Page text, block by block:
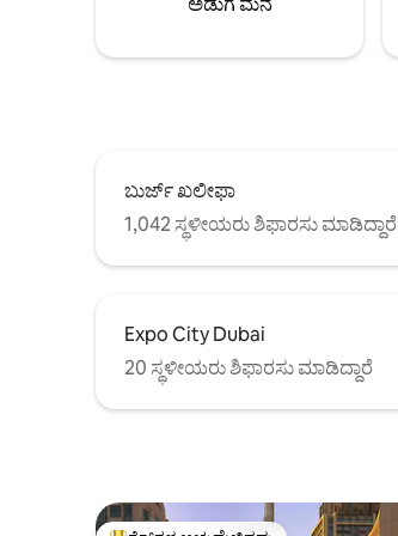
ಬುರ್ಜ್ ಖಲೀಫಾ
1,042 ಸ್ಥಳೀಯರು ಶಿಫಾರಸು ಮಾಡಿದ್ದಾರೆ
Expo City Dubai
20 ಸ್ಥಳೀಯರು ಶಿಫಾರಸು ಮಾಡಿದ್ದಾರೆ